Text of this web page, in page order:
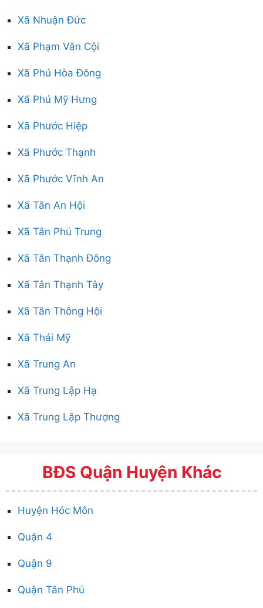
Xã Nhuận Đức
Xã Phạm Văn Cội
Xã Phú Hòa Đông
Xã Phú Mỹ Hưng
Xã Phước Hiệp
Xã Phước Thạnh
Xã Phước Vĩnh An
Xã Tân An Hội
Xã Tân Phú Trung
Xã Tân Thạnh Đông
Xã Tân Thạnh Tây
Xã Tân Thông Hội
Xã Thái Mỹ
Xã Trung An
Xã Trung Lập Hạ
Xã Trung Lập Thượng
BĐS Quận Huyện Khác
Huyện Hóc Môn
Quận 4
Quận 9
Quận Tân Phú